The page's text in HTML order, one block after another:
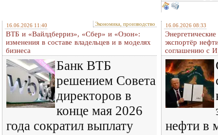
16.06.2026 11:40 Экономика, производство
ВТБ и «Вайлдберриз», «Сбер» и «Озон»:
изменения в составе владельцев и в моделях
бизнеса
Банк ВТБ
решением Совета
директоров в
конце мая 2026
года сократил выплату
16.06.2026 08:33
экспортёр
соглашению с
нефти в